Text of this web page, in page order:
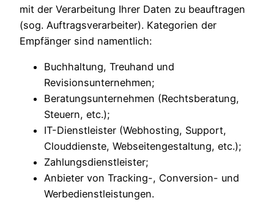
mit der Verarbeitung Ihrer Daten zu beauftragen
(sog. Auftragsverarbeiter). Kategorien der
Empfänger sind namentlich:
Buchhaltung, Treuhand und
Revisionsunternehmen;
Beratungsunternehmen (Rechtsberatung,
Steuern, etc.);
IT-Dienstleister (Webhosting, Support,
Clouddienste, Webseitengestaltung, etc.);
Zahlungsdienstleister;
Anbieter von Tracking-, Conversion- und
Werbedienstleistungen.